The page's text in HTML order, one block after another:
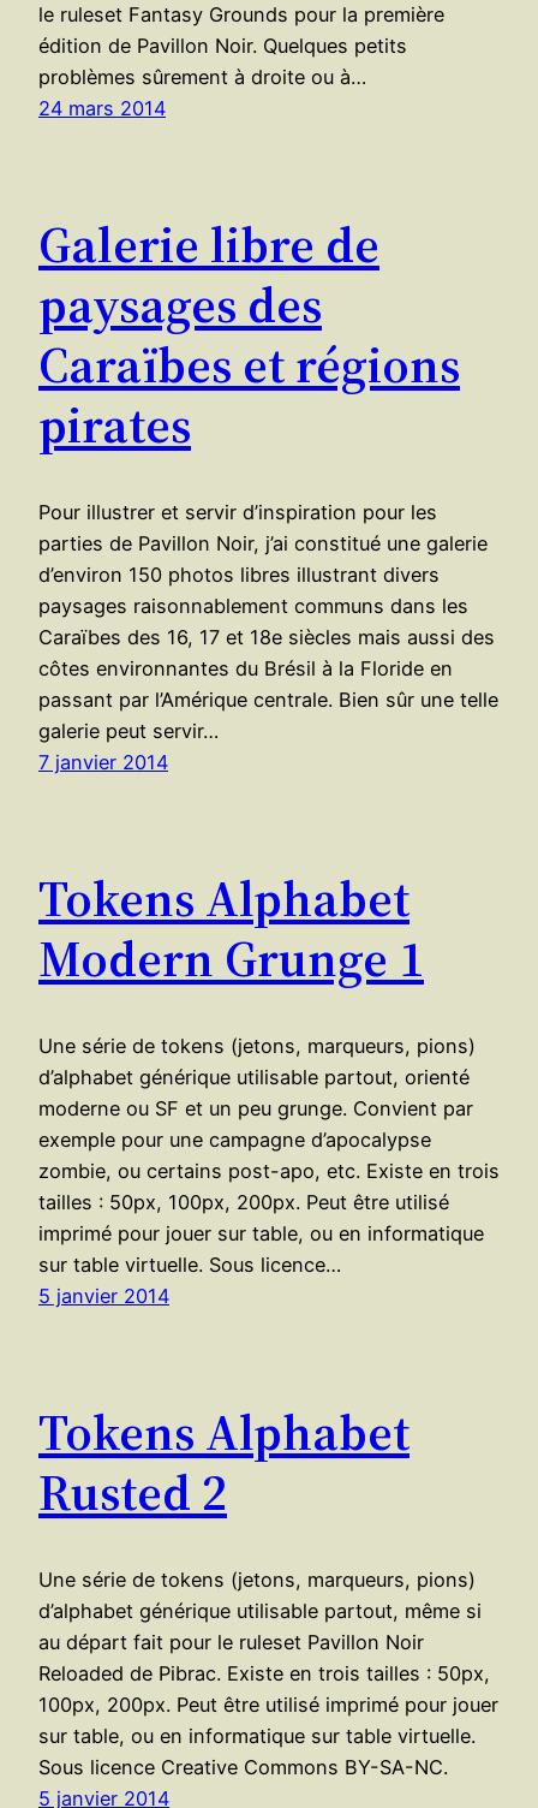
le ruleset Fantasy Grounds pour la première
édition de Pavillon Noir. Quelques petits
problèmes sûrement à droite ou à…
24 mars 2014
Galerie libre de
paysages des
Caraïbes et régions
pirates
Pour illustrer et servir d’inspiration pour les
parties de Pavillon Noir, j’ai constitué une galerie
d’environ 150 photos libres illustrant divers
paysages raisonnablement communs dans les
Caraïbes des 16, 17 et 18e siècles mais aussi des
côtes environnantes du Brésil à la Floride en
passant par l’Amérique centrale. Bien sûr une telle
galerie peut servir…
7 janvier 2014
Tokens Alphabet
Modern Grunge 1
Une série de tokens (jetons, marqueurs, pions)
d’alphabet générique utilisable partout, orienté
moderne ou SF et un peu grunge. Convient par
exemple pour une campagne d’apocalypse
zombie, ou certains post-apo, etc. Existe en trois
tailles : 50px, 100px, 200px. Peut être utilisé
imprimé pour jouer sur table, ou en informatique
sur table virtuelle. Sous licence…
5 janvier 2014
Tokens Alphabet
Rusted 2
Une série de tokens (jetons, marqueurs, pions)
d’alphabet générique utilisable partout, même si
au départ fait pour le ruleset Pavillon Noir
Reloaded de Pibrac. Existe en trois tailles : 50px,
100px, 200px. Peut être utilisé imprimé pour jouer
sur table, ou en informatique sur table virtuelle.
Sous licence Creative Commons BY-SA-NC.
5 janvier 2014